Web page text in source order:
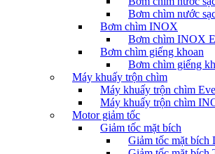
Bơm chìm nước
Bơm chìm INOX
Bơm chìm INOX
Bơm chìm giếng khoan
Bơm chìm giếng
Máy khuấy trộn chìm
Máy khuấy trộn chìm
Máy khuấy trộn chìm
Motor giảm tốc
Giảm tốc mặt bích
Giảm tốc mặt bích